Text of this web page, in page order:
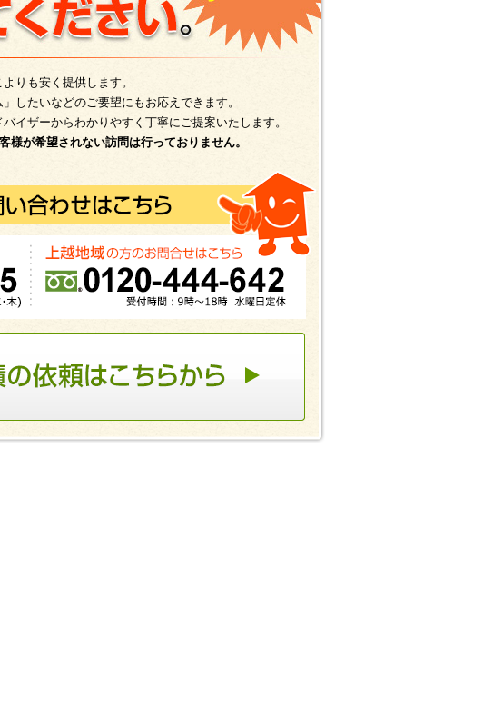
りも安く提供します。
したいなどのご要望にもお応えできます。
イザーからわかりやすく丁寧にご提案いたします。
が希望されない訪問は行っておりません。